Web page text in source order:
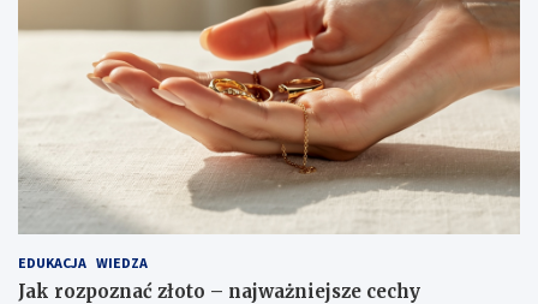
EDUKACJA WIEDZA
Jak rozpoznać złoto – najważniejsze cechy